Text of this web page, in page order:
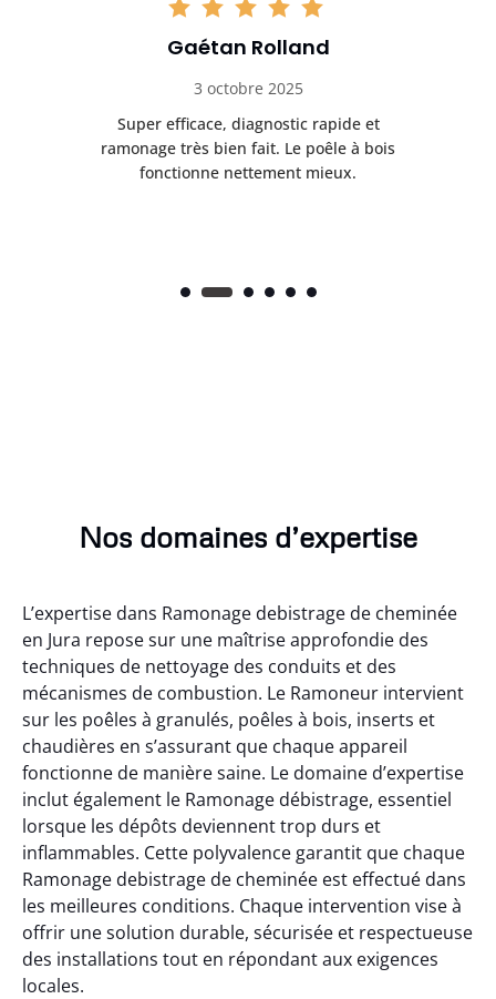
Gaétan Rolland
3 octobre 2025
Super efficace, diagnostic rapide et
ramonage très bien fait. Le poêle à bois
fonctionne nettement mieux.
Nos domaines d’expertise
L’expertise dans Ramonage debistrage de cheminée
en Jura repose sur une maîtrise approfondie des
techniques de nettoyage des conduits et des
mécanismes de combustion. Le Ramoneur intervient
sur les poêles à granulés, poêles à bois, inserts et
chaudières en s’assurant que chaque appareil
fonctionne de manière saine. Le domaine d’expertise
inclut également le Ramonage débistrage, essentiel
lorsque les dépôts deviennent trop durs et
inflammables. Cette polyvalence garantit que chaque
Ramonage debistrage de cheminée est effectué dans
les meilleures conditions. Chaque intervention vise à
offrir une solution durable, sécurisée et respectueuse
des installations tout en répondant aux exigences
locales.